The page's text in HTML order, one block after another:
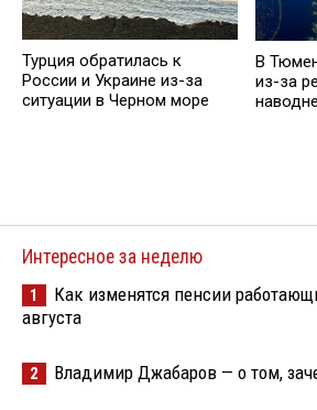
Турция обратилась к
России и Украине из-за
ситуации в Черном море
В
из-за
Интересное за неделю
1
Как изменятся пенсии
августа
2 Владимир Джабаров — о том,